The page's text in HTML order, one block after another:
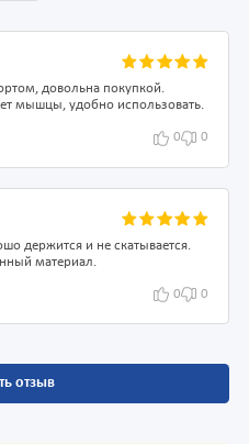
довольна покупкой.
мышцы, удобно использовать.
0 0
держится и не скатывается.
материал.
0 0
отзыв